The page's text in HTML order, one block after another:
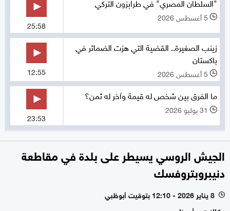
l 5 أغسطس 2026
25:58
زينب الصغيرة.. القضية التي هزت الضمائر في
باكستان
l 5 أغسطس 2026 12:55
ما الفرق بين شخص له قيمة وآخر له ثمن؟
l 31 يوليو 2026
23:53
الجيش الروسي يسيطر على بلدة في مقاطعة
دنيبروبتروفسك
l 8 يناير 2026 - 12:10 بتوقيت أبوظبي